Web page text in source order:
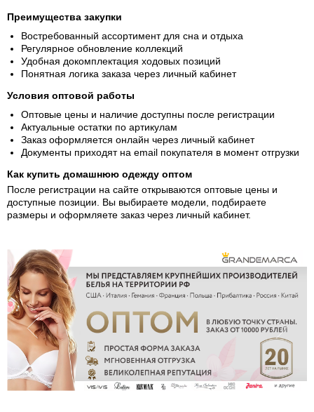
Преимущества закупки
Востребованный ассортимент для сна и отдыха
Регулярное обновление коллекций
Удобная докомплектация ходовых позиций
Понятная логика заказа через личный кабинет
Условия оптовой работы
Оптовые цены и наличие доступны после регистрации
Актуальные остатки по артикулам
Заказ оформляется онлайн через личный кабинет
Документы приходят на email покупателя в момент отгрузки
Как купить домашнюю одежду оптом
После регистрации на сайте открываются оптовые цены и
доступные позиции. Вы выбираете модели, подбираете
размеры и оформляете заказ через личный кабинет.